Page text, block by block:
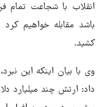
انقلاب با شجاعت تمام
باشد مقابله خواهیم
کشید.
وی با بیان اینکه این
داد: ارتش چند میلیارد